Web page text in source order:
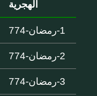
الهجرية
1-رمضان-774
2-رمضان-774
3-رمضان-774